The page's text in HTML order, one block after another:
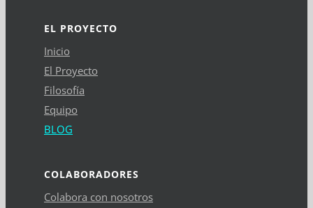
EL PROYECTO
Inicio
El Proyecto
Filosofía
Equipo
BLOG
COLABORADORES
Colabora con nosotros